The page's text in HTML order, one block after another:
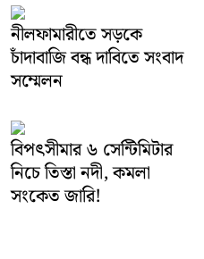
নীলফামারীতে সড়কে
চাঁদাবাজি বন্ধ দাবিতে সংবাদ
সম্মেলন
বিপৎসীমার ৬ সেন্টিমিটার
নিচে তিস্তা নদী, কমলা
সংকেত জারি!